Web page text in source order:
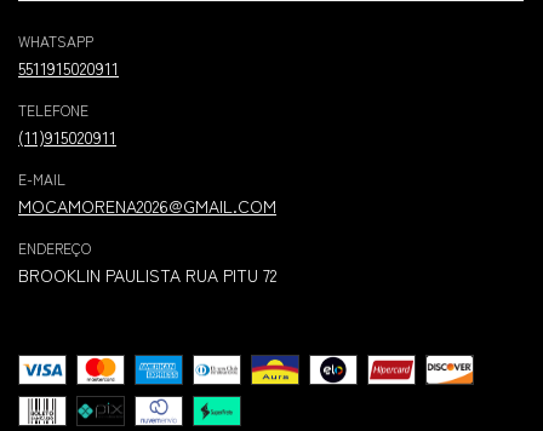
WHATSAPP
5511915020911
TELEFONE
(11)915020911
E-MAIL
MOCAMORENA2026@GMAIL.COM
ENDEREÇO
BROOKLIN PAULISTA RUA PITU 72